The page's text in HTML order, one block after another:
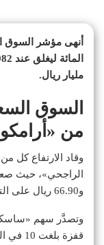
مليار ريال.
السوق
من
وقاد الارتفاع كل
و66.90 ريال على التوالي.
وتصدَّر سهم